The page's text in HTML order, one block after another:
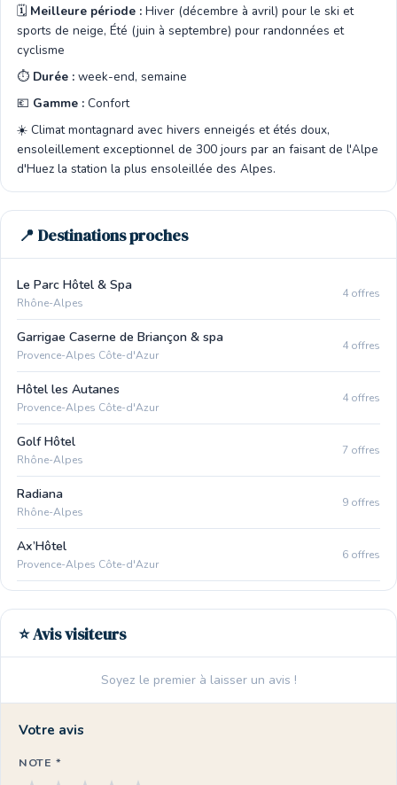
🗓️ Meilleure période : Hiver (décembre à avril) pour le ski et
sports de neige, Été (juin à septembre) pour randonnées et
cyclisme
⏱️ Durée : week-end, semaine
💶 Gamme : Confort
☀️ Climat montagnard avec hivers enneigés et étés doux,
ensoleillement exceptionnel de 300 jours par an faisant de l'Alpe
d'Huez la station la plus ensoleillée des Alpes.
📍 Destinations proches
Le Parc Hôtel & Spa
Rhône-Alpes
4 offres
Garrigae Caserne de Briançon & spa
Provence-Alpes Côte-d'Azur
4 offres
Hôtel les Autanes
Provence-Alpes Côte-d'Azur
4 offres
Golf Hôtel
Rhône-Alpes
7 offres
Radiana
Rhône-Alpes
9 offres
Ax’Hôtel
Provence-Alpes Côte-d'Azur
6 offres
⭐ Avis visiteurs
Soyez le premier à laisser un avis !
Votre avis
NOTE *